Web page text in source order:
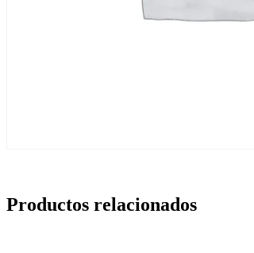
Productos relacionados